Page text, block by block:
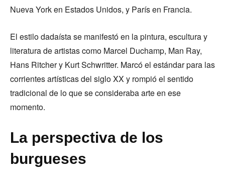
Nueva York en Estados Unidos, y París en Francia.
El estilo dadaísta se manifestó en la pintura, escultura y
literatura de artistas como Marcel Duchamp, Man Ray,
Hans Ritcher y Kurt Schwritter. Marcó el estándar para las
corrientes artísticas del siglo XX y rompió el sentido
tradicional de lo que se consideraba arte en ese
momento.
La perspectiva de los
burgueses